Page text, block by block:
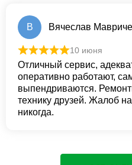
В Вячеслав
10 июня
Отличный сервис,
оперативно работают,
выпендриваются.
технику друзей. Жалоб
никогда.